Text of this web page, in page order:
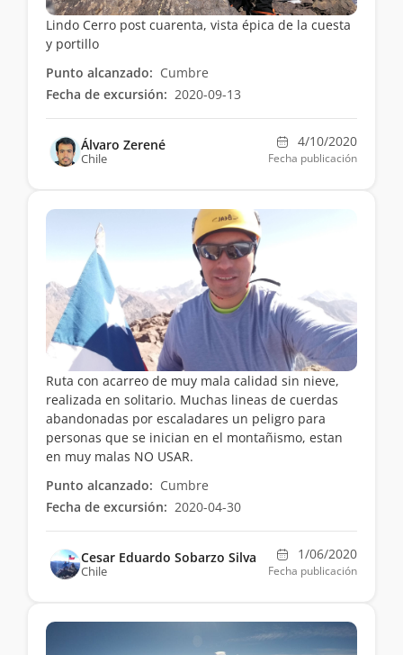
Lindo Cerro post cuarenta, vista épica de la cuesta
y portillo
Punto alcanzado: Cumbre
Fecha de excursión: 2020-09-13
Álvaro Zerené
Chile
4/10/2020
Fecha publicación
Ruta con acarreo de muy mala calidad sin nieve,
realizada en solitario. Muchas lineas de cuerdas
abandonadas por escaladares un peligro para
personas que se inician en el montañismo, estan
en muy malas NO USAR.
Punto alcanzado: Cumbre
Fecha de excursión: 2020-04-30
Cesar Eduardo Sobarzo Silva
Chile
1/06/2020
Fecha publicación